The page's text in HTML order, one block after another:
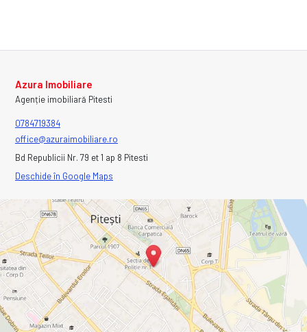
Azura Imobiliare
Agenție imobiliară Pitesti
0784719384
office@azuraimobiliare.ro
Bd Republicii Nr. 79 et 1 ap 8 Pitesti
Deschide în Google Maps